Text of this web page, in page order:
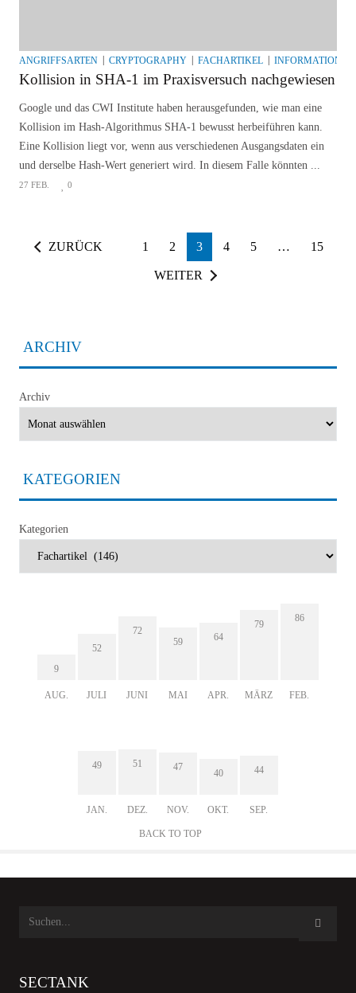
ANGRIFFSARTEN CRYPTOGRAPHY FACHARTIKEL
Kollision in SHA-1 im Praxisversuch nachgewiesen
Google und das CWI Institute haben herausgefunden, wie man eine
Kollision im Hash-Algorithmus SHA-1 bewusst herbeiführen kann.
Eine Kollision liegt vor, wenn aus verschiedenen Ausgangsdaten ein
und derselbe Hash-Wert generiert wird. In diesem Falle könnten ...
27 FEB. 0
ZURÜCK 1 2 3 4 5 … 15
WEITER
ARCHIV
Archiv
KATEGORIEN
Kategorien
9
AUG.
52
JULI
72
JUNI
59
MAI
64
APR.
79
MÄRZ
86
FEB.
49
JAN.
51
DEZ.
47
NOV.
40
OKT.
44
SEP.
BACK TO TOP
SECTANK